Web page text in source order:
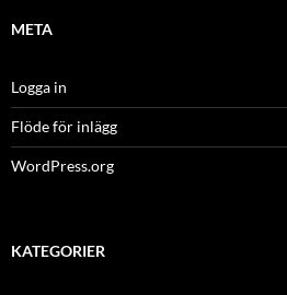
META
Logga in
Flöde för inlägg
WordPress.org
KATEGORIER